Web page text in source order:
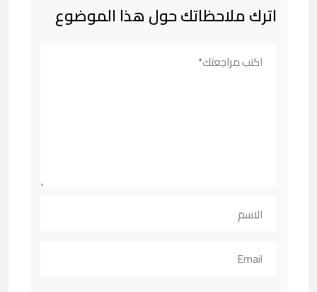
اترك ملاحظاتك حول هذا الموضوع